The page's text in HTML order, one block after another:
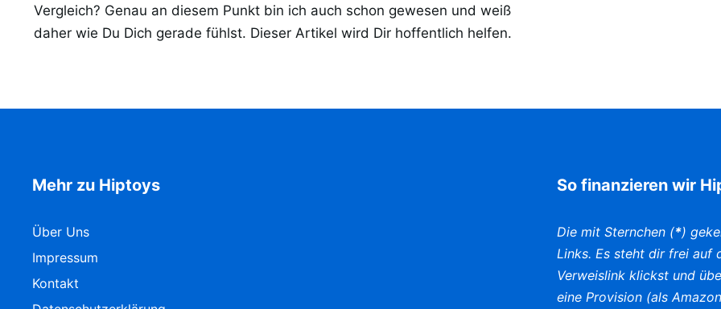
Vergleich? Genau an diesem Punkt bin ich auch schon gewesen und weiß
daher wie Du Dich gerade fühlst. Dieser Artikel wird Dir hoffentlich helfen.
Mehr zu Hiptoys
Über Uns
Impressum
Kontakt
So finanzieren wir
Die mit Sternchen (*)
Links. Es steht dir frei auf
Verweislink klickst und
eine Provision (als